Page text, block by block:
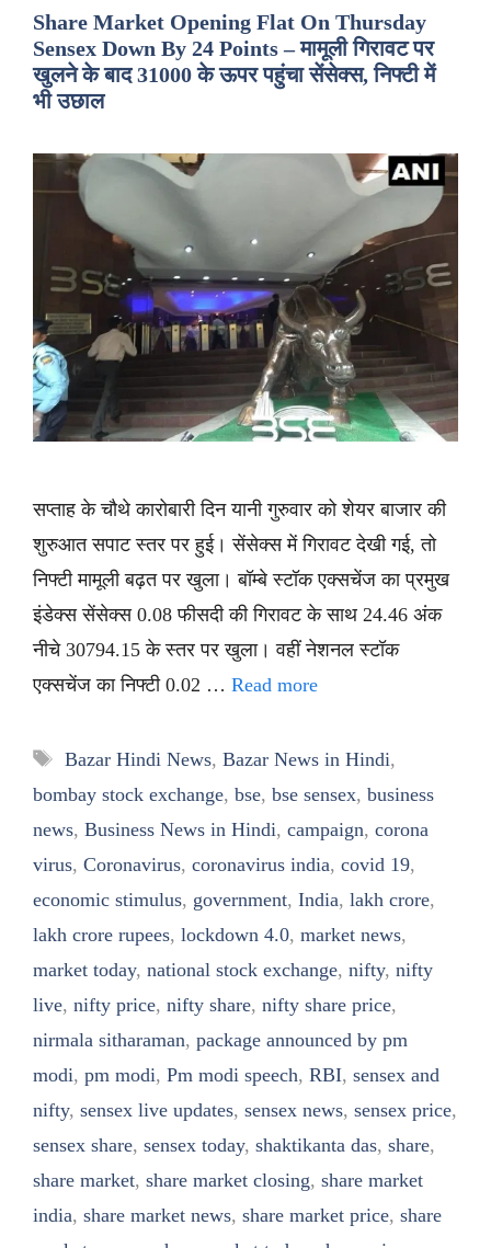
Share Market Opening Flat On Thursday
Sensex Down By 24 Points – मामूली गिरावट पर
खुलने के बाद 31000 के ऊपर पहुंचा सेंसेक्स, निफ्टी में
भी उछाल
सप्ताह के चौथे कारोबारी दिन यानी गुरुवार को शेयर बाजार की
शुरुआत सपाट स्तर पर हुई। सेंसेक्स में गिरावट देखी गई, तो
निफ्टी मामूली बढ़त पर खुला। बॉम्बे स्टॉक एक्सचेंज का प्रमुख
इंडेक्स सेंसेक्स 0.08 फीसदी की गिरावट के साथ 24.46 अंक
नीचे 30794.15 के स्तर पर खुला। वहीं नेशनल स्टॉक
एक्सचेंज का निफ्टी 0.02 … Read more
Tags
Bazar Hindi News, Bazar News in Hindi,
bombay stock exchange, bse, bse sensex, business
news, Business News in Hindi, campaign, corona
virus, Coronavirus, coronavirus india, covid 19,
economic stimulus, government, India, lakh crore,
lakh crore rupees, lockdown 4.0, market news,
market today, national stock exchange, nifty, nifty
live, nifty price, nifty share, nifty share price,
nirmala sitharaman, package announced by pm
modi, pm modi, Pm modi speech, RBI, sensex and
nifty, sensex live updates, sensex news, sensex price,
sensex share, sensex today, shaktikanta das, share,
share market, share market closing, share market
india, share market news, share market price, share